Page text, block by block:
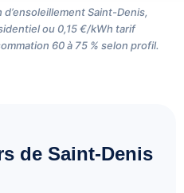
Saint-Denis,
ou 0,15 €/kWh tarif
60 à 75 % selon profil.
de Saint-Denis